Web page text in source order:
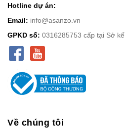
Hotline dự án:
Email: info@asanzo.vn
GPKD số: 0316285753 cấp tại Sở
Về chúng tôi